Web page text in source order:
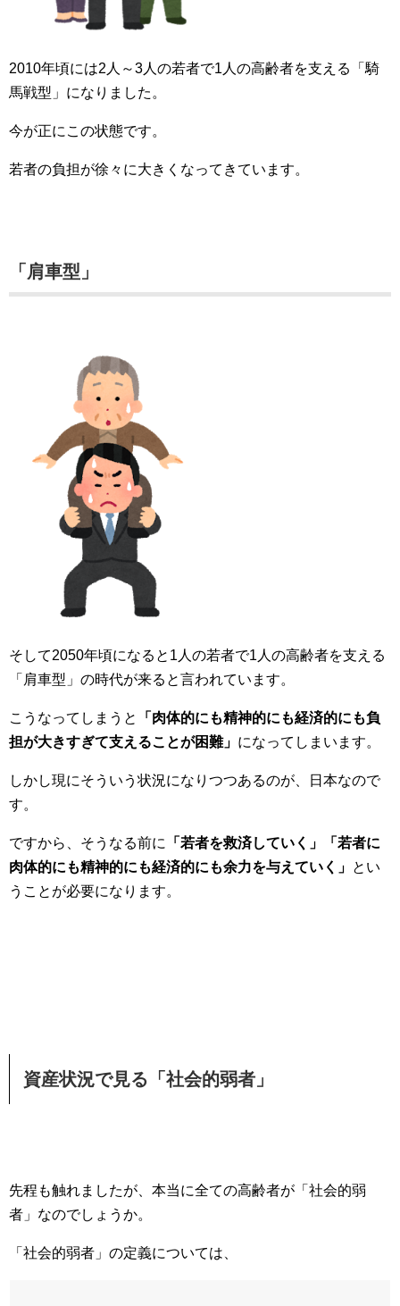
2010年頃には2人～3人の若者で1人の高齢者を支える「騎
馬戦型」になりました。
今が正にこの状態です。
若者の負担が徐々に大きくなってきています。
「肩車型」
そして2050年頃になると1人の若者で1人の高齢者を支える
「肩車型」の時代が来ると言われています。
こうなってしまうと
「肉体的にも精神的にも経済的にも負
担が大きすぎて支えることが困難」 になってしまいます。
しかし現にそういう状況になりつつあるのが、日本なので
す。
ですから、そうなる前に
「若者を救済していく」「若者に
肉体的にも精神的にも経済的にも余力を与えていく」 とい
うことが必要になります。
資産状況で見る「社会的弱者」
先程も触れましたが、本当に全ての高齢者が「社会的弱
者」なのでしょうか。
「社会的弱者」の定義については、